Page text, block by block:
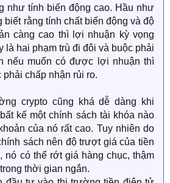
như tính biến động cao. Hầu như
biết rằng tính chất biến động và độ
càng cao thì lợi nhuận kỳ vọng
là hai phạm trù đi đôi và buộc phải
nếu muốn có được lợi nhuận thì
chấp nhận rủi ro.
crypto cũng khá dễ dàng khi
kế một chính sách tài khóa nào
của nó rất cao. Tuy nhiên do
sách nên độ trượt giá của tiền
nó có thể rớt giá hàng chục, thậm
thời gian ngắn.